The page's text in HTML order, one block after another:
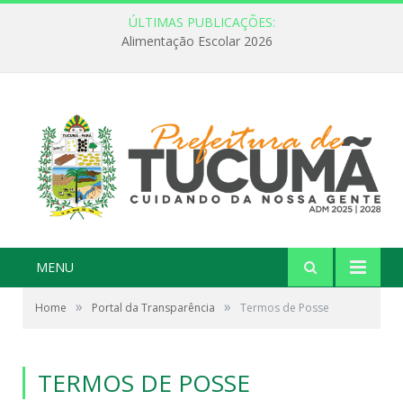
ÚLTIMAS PUBLICAÇÕES:
Alimentação Escolar 2026
MENU
Home » Portal da Transparência » Termos de Posse
TERMOS DE POSSE